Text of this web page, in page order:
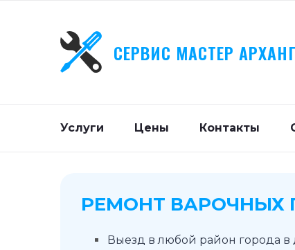
СЕРВИС МАСТЕР
Услуги Цены Контакты
РЕМОНТ ВАРОЧНЫХ
Выезд в любой район города